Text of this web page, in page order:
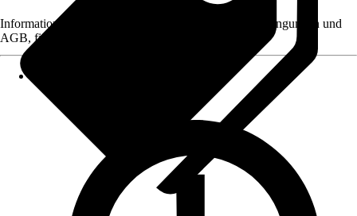
Informationen des Verkäufers, wie z. B. Rückgabebedingungen und
AGB, finden Sie bei Klick auf den Verkäufernamen.